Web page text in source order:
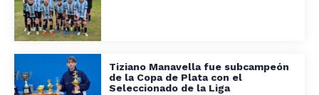
Tiziano Manavella fue subcampeón
de la Copa de Plata con el
Seleccionado de la Liga